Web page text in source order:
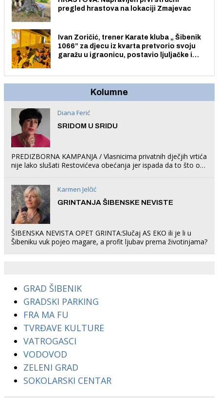
pregled hrastova na lokaciji Zmajevac
Ivan Zoričić, trener Karate kluba „ Šibenik
1066” za djecu iz kvarta pretvorio svoju
garažu u igraonicu, postavio ljuljačke i
Kolumne
Diana Ferić
SRIDOM U SRIDU
PREDIZBORNA KAMPANJA / Vlasnicima privatnih dječjih vrtića
nije lako slušati Restovićeva obećanja jer ispada da to što oni
Karmen Jelčić
GRINTANJA ŠIBENSKE NEVISTE
ŠIBENSKA NEVISTA OPET GRINTA:Slučaj AS EKO ili je li u
Šibeniku vuk pojeo magare, a profit ljubav prema životinjama?
GRAD ŠIBENIK
GRADSKI PARKING
FRA MA FU
TVRĐAVE KULTURE
VATROGASCI
VODOVOD
ZELENI GRAD
SOKOLARSKI CENTAR